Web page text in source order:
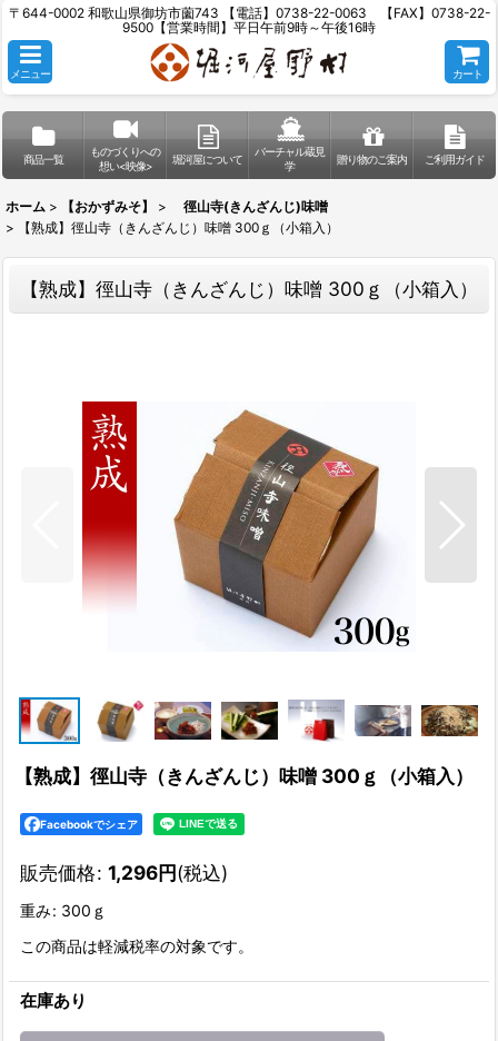
〒644-0002 和歌山県御坊市薗743 【電話】0738-22-0063 【FAX】0738-22-
9500【営業時間】平日午前9時～午後16時
メニュー カート
商品一覧
ものづくりへの
想い<映像>
堀河屋について
バーチャル蔵見
学
贈り物のご案内 ご利用ガイド
ホーム > 【おかずみそ】 >
徑山寺(きんざんじ)味噌
>
【熟成】徑山寺（きんざんじ）味噌 300ｇ（小箱入）
【熟成】徑山寺（きんざんじ）味噌 300ｇ（小箱入）
【熟成】徑山寺（きんざんじ）味噌 300ｇ（小箱入）
Facebookでシェア
販売価格: 1,296円(税込)
重み: 300ｇ
この商品は軽減税率の対象です。
在庫あり